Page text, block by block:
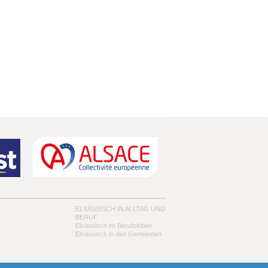
ELSÄSSISCH IN ALLTAG UND
BERUF
Elsässisch im Berufsleben
Elsässisch in den Gemeinden